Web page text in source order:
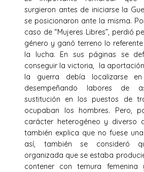
surgieron antes de iniciarse la
se posicionaron ante la misma.
caso de “Mujeres Libres”, perdió
género y ganó terreno lo
la lucha. En sus páginas se
conseguir la victoria, la
la guerra debía localizarse
desempeñando labores de
sustitución en los puestos de
ocupaban los hombres. Pero,
carácter heterogéneo y diverso
también explica que no fuese
así, también se consideró
organizada que se estaba
contener con ternura femenina